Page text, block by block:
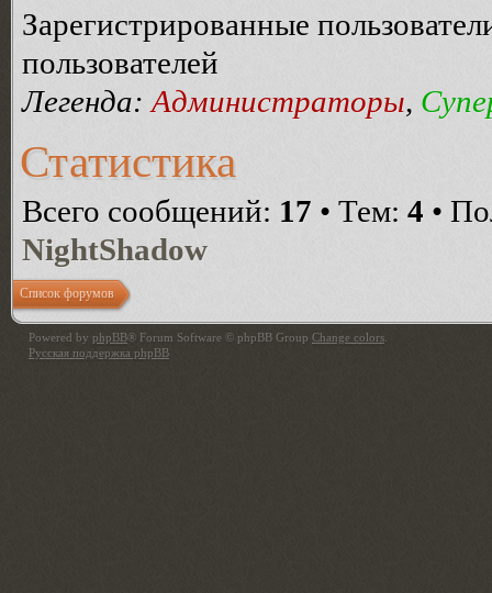
Зарегистрированные
пользователей
Легенда: Администраторы,
Статистика
Всего сообщений: 17 • Тем: 4 •
NightShadow
Список форумов
Powered by phpBB® Forum Software © phpBB Group Change colors
Русская поддержка phpBB